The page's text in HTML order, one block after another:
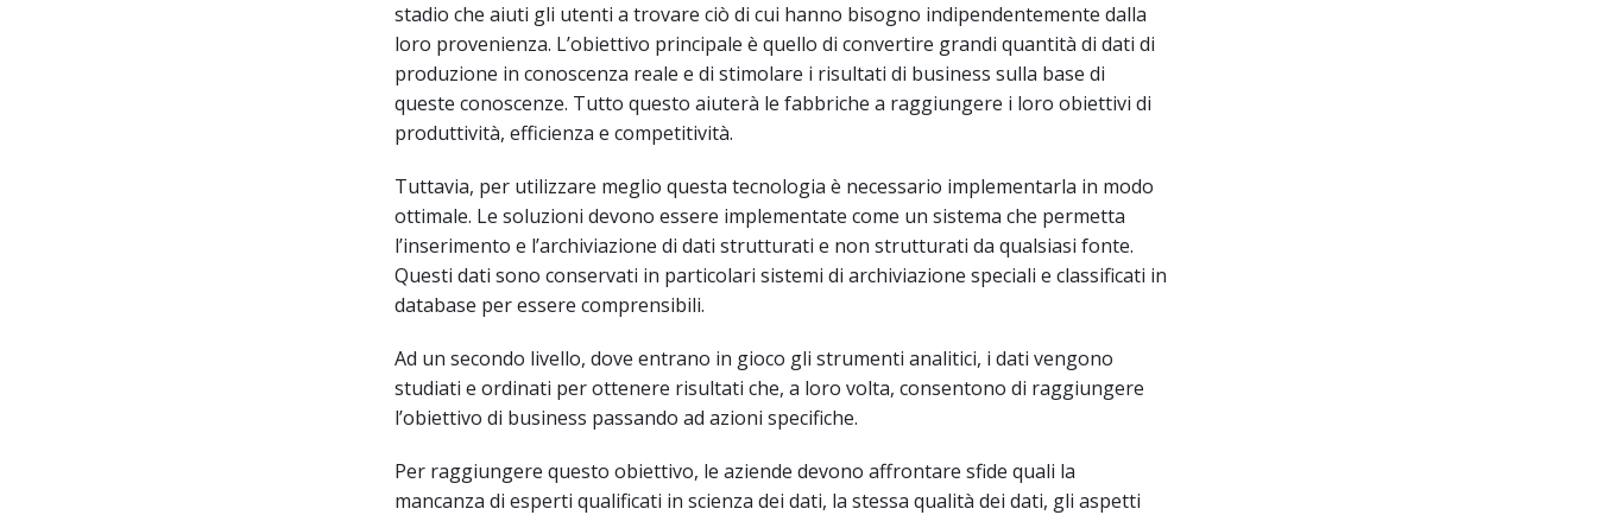
stadio che aiuti gli utenti a trovare ciò di cui hanno bisogno indipendentemente dalla
loro provenienza. L’obiettivo principale è quello di convertire grandi quantità di dati di
produzione in conoscenza reale e di stimolare i risultati di business sulla base di
queste conoscenze. Tutto questo aiuterà le fabbriche a raggiungere i loro obiettivi di
produttività, efficienza e competitività.
Tuttavia, per utilizzare meglio questa tecnologia è necessario implementarla in modo
ottimale. Le soluzioni devono essere implementate come un sistema che permetta
l’inserimento e l’archiviazione di dati strutturati e non strutturati da qualsiasi fonte.
Questi dati sono conservati in particolari sistemi di archiviazione speciali e classificati in
database per essere comprensibili.
Ad un secondo livello, dove entrano in gioco gli strumenti analitici, i dati vengono
studiati e ordinati per ottenere risultati che, a loro volta, consentono di raggiungere
l’obiettivo di business passando ad azioni specifiche.
Per raggiungere questo obiettivo, le aziende devono affrontare sfide quali la
mancanza di esperti qualificati in scienza dei dati, la stessa qualità dei dati, gli aspetti